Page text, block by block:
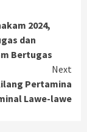
2024,
dan
Bertugas
Next
Pertamina
Lawe-lawe